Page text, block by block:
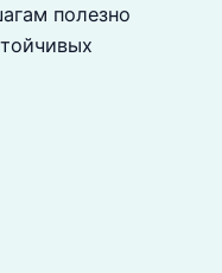
полезно